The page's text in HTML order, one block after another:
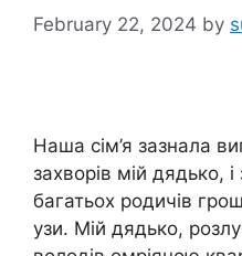
February 22, 2024 by
Наша сім’я зазнала
захворів мій дядько,
багатьох родичів
узи. Мій дядько,